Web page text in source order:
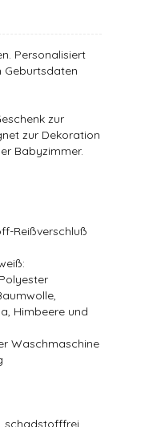
Personalisiert
Geburtsdaten
zur
zur Dekoration
Babyzimmer.
Reißverschluß
Himbeere und
Waschmaschine
schadstofffrei